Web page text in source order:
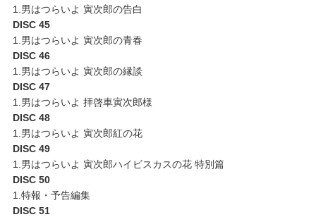
1.男はつらいよ 寅次郎の告白
DISC 45
1.男はつらいよ 寅次郎の青春
DISC 46
1.男はつらいよ 寅次郎の縁談
DISC 47
1.男はつらいよ 拝啓車寅次郎様
DISC 48
1.男はつらいよ 寅次郎紅の花
DISC 49
1.男はつらいよ 寅次郎ハイビスカスの花 特別篇
DISC 50
1.特報・予告編集
DISC 51